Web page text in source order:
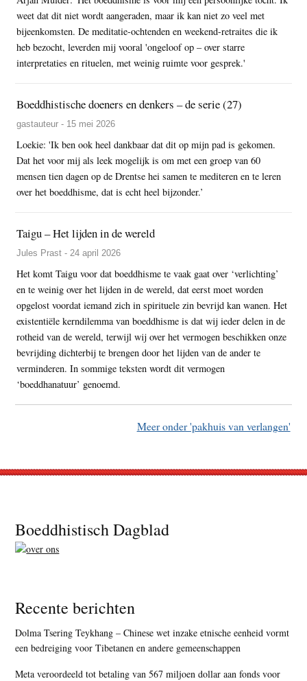
weet dat dit niet wordt aangeraden, maar ik kan niet zo veel met
bijeenkomsten. De meditatie-ochtenden en weekend-retraites die ik
heb bezocht, leverden mij vooral 'ongeloof op – over starre
interpretaties en rituelen, met weinig ruimte voor gesprek.'
Boeddhistische doeners en denkers – de serie (27)
gastauteur - 15 mei 2026
Loekie: 'Ik ben ook heel dankbaar dat dit op mijn pad is gekomen.
Dat het voor mij als leek mogelijk is om met een groep van 60
mensen tien dagen op de Drentse hei samen te mediteren en te leren
over het boeddhisme, dat is echt heel bijzonder.’
Taigu – Het lijden in de wereld
Jules Prast - 24 april 2026
Het komt Taigu voor dat boeddhisme te vaak gaat over ‘verlichting’
en te weinig over het lijden in de wereld, dat eerst moet worden
opgelost voordat iemand zich in spirituele zin bevrijd kan wanen. Het
existentiële kerndilemma van boeddhisme is dat wij ieder delen in de
rotheid van de wereld, terwijl wij over het vermogen beschikken onze
bevrijding dichterbij te brengen door het lijden van de ander te
verminderen. In sommige teksten wordt dit vermogen
‘boeddhanatuur’ genoemd.
Meer onder 'pakhuis van verlangen'
Footer
Boeddhistisch Dagblad
Recente berichten
Dolma Tsering Teykhang – Chinese wet inzake etnische eenheid vormt
een bedreiging voor Tibetanen en andere gemeenschappen
Meta veroordeeld tot betaling van 567 miljoen dollar aan fonds voor